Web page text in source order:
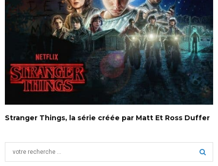
Stranger Things, la série créée par Matt Et Ross Duffer